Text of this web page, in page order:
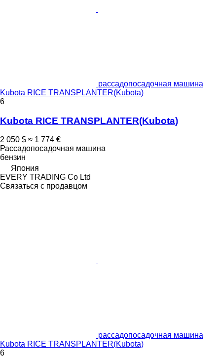
рассадопосадочная машина
Kubota RICE TRANSPLANTER(Kubota)
6
Kubota RICE TRANSPLANTER(Kubota)
2 050 $ ≈ 1 774 €
Рассадопосадочная машина
бензин
Япония
EVERY TRADING Co Ltd
Связаться с продавцом
рассадопосадочная машина
Kubota RICE TRANSPLANTER(Kubota)
6